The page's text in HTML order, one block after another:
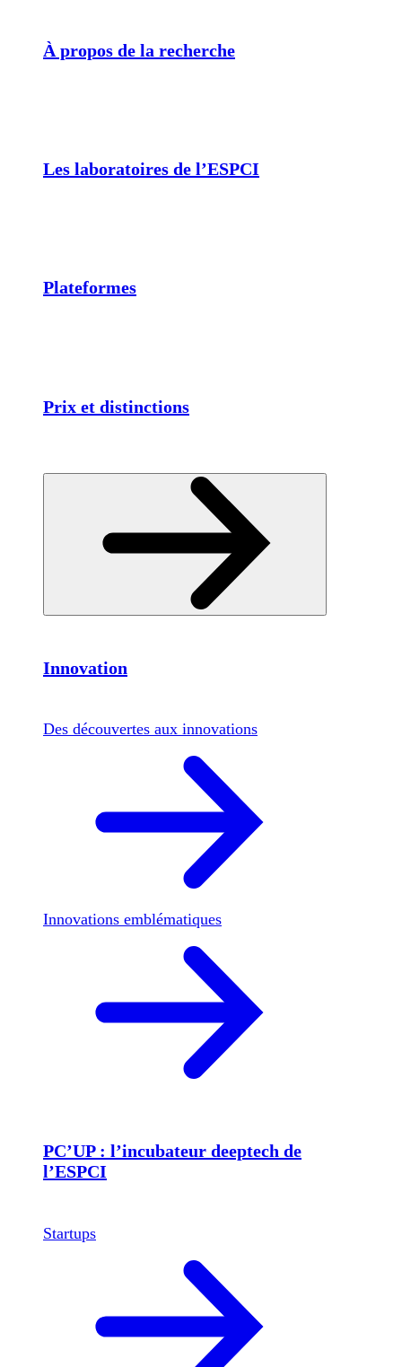
À propos de la recherche
Les laboratoires de l’ESPCI
Plateformes
Prix et distinctions
Innovation
Des découvertes aux innovations
Innovations emblématiques
PC’UP : l’incubateur deeptech de
l’ESPCI
Startups